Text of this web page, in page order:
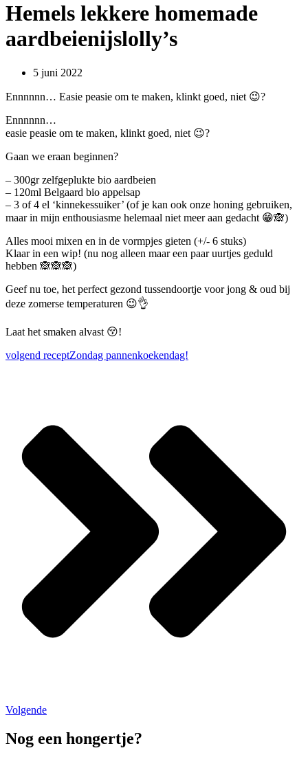
Hemels lekkere homemade
aardbeienijslolly’s
5 juni 2022
Ennnnnn… Easie peasie om te maken, klinkt goed, niet 😉?
Ennnnnn…
easie peasie om te maken, klinkt goed, niet 😉?
Gaan we eraan beginnen?
– 300gr zelfgeplukte bio aardbeien
– 120ml Belgaard bio appelsap
– 3 of 4 el ‘kinnekessuiker’ (of je kan ook onze honing gebruiken,
maar in mijn enthousiasme helemaal niet meer aan gedacht 😁🙈)
Alles mooi mixen en in de vormpjes gieten (+/- 6 stuks)
Klaar in een wip! (nu nog alleen maar een paar uurtjes geduld
hebben 🙈🙈🙈)
Geef nu toe, het perfect gezond tussendoortje voor jong & oud bij
deze zomerse temperaturen 😉👌
Laat het smaken alvast 😚!
volgend receptZondag pannenkoekendag!
Volgende
Nog een hongertje?